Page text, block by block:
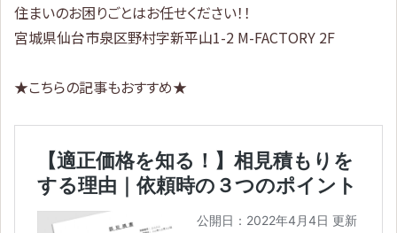
住まいのお困りごとはお任せください！！
宮城県仙台市泉区野村字新平山1-2 M-FACTORY 2F
★こちらの記事もおすすめ★